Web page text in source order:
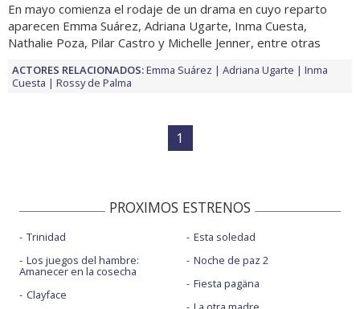
En mayo comienza el rodaje de un drama en cuyo reparto
aparecen Emma Suárez, Adriana Ugarte, Inma Cuesta,
Nathalie Poza, Pilar Castro y Michelle Jenner, entre otras
ACTORES RELACIONADOS:Emma Suárez Adriana Ugarte
Inma
Cuesta
Rossy de Palma
1
PROXIMOS ESTRENOS
Trinidad
Los juegos del hambre:
Amanecer en la cosecha
Clayface
Esta soledad
Noche de paz 2
Fiesta pagäna